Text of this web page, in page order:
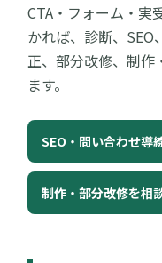
CTA・フォーム・実
かれば、診断、
正、部分改修、制作
ます。
SEO・問い合わせ導
制作・部分改修を相